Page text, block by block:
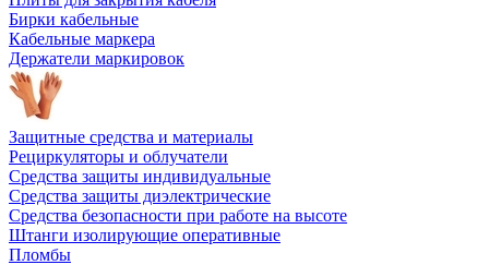
Бирки кабельные
Кабельные маркера
Держатели маркировок
Защитные средства и материалы
Рециркуляторы и облучатели
Средства защиты индивидуальные
Средства защиты диэлектрические
Средства безопасности при работе на высоте
Штанги изолирующие оперативные
Пломбы